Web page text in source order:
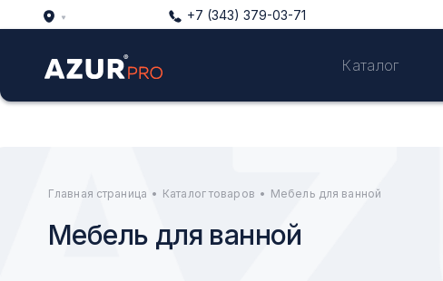
+7 (343) 379-03-71
Каталог
Главная страница • Каталог товаров • Мебель для ванной
Мебель для ванной